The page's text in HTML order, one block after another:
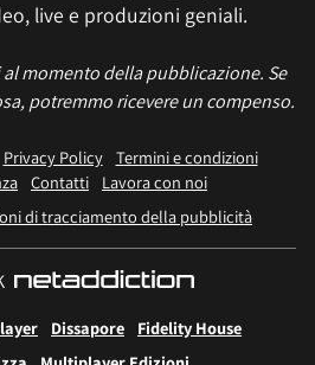
live e produzioni geniali.
momento della pubblicazione. Se
potremmo ricevere un compenso.
Privacy Policy
Termini e condizioni
Contatti
Lavora con noi
di tracciamento della pubblicità
Dissapore
Fidelity House